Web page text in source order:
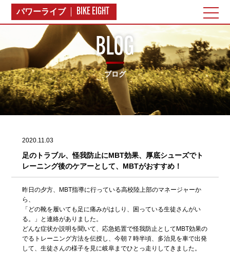
パワーライブ BIKE EIGHT
BLOG
ブログ
2020.11.03
足のトラブル、怪我防止にMBT効果、厚底シューズでト
レーニング後のケアーとして、MBTがおすすめ！
昨日の夕方、MBT指導に行っている高校陸上部のマネージャーか
ら、
「どの靴を履いても足に痛みがはしり、困っている生徒さんがい
る。」と連絡がありました。
どんな症状か説明を聞いて、応急処置で怪我防止としてMBT効果の
でるトレーニング方法を伝授し、今朝７時半頃、多治見を車で出発
して、生徒さんの様子を見に岐阜までひとっ走りしてきました。